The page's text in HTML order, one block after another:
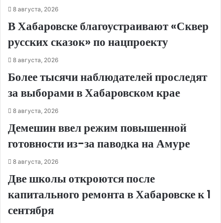
8 августа, 2026
В Хабаровске благоустраивают «Сквер
русских сказок» по нацпроекту
8 августа, 2026
Более тысячи наблюдателей проследят
за выборами в Хабаровском крае
8 августа, 2026
Демешин ввел режим повышенной
готовности из-за паводка на Амуре
8 августа, 2026
Две школы откроются после
капитального ремонта в Хабаровске к 1
сентября